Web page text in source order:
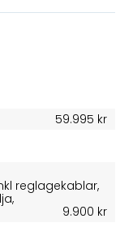
59.995 kr
reglagekablar,
9.900 kr